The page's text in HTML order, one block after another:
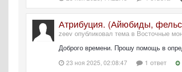
Атрибуция. (Айюбиды,
zeev опубликовал тема в Восточные
Доброго времени. Прошу помощь в
23 ноя 2025, 02:08:47 1 ответ